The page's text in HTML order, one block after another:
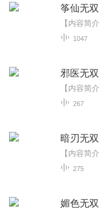
筝仙无双
1047
邪医无双
267
暗刃无双
275
媚色无双